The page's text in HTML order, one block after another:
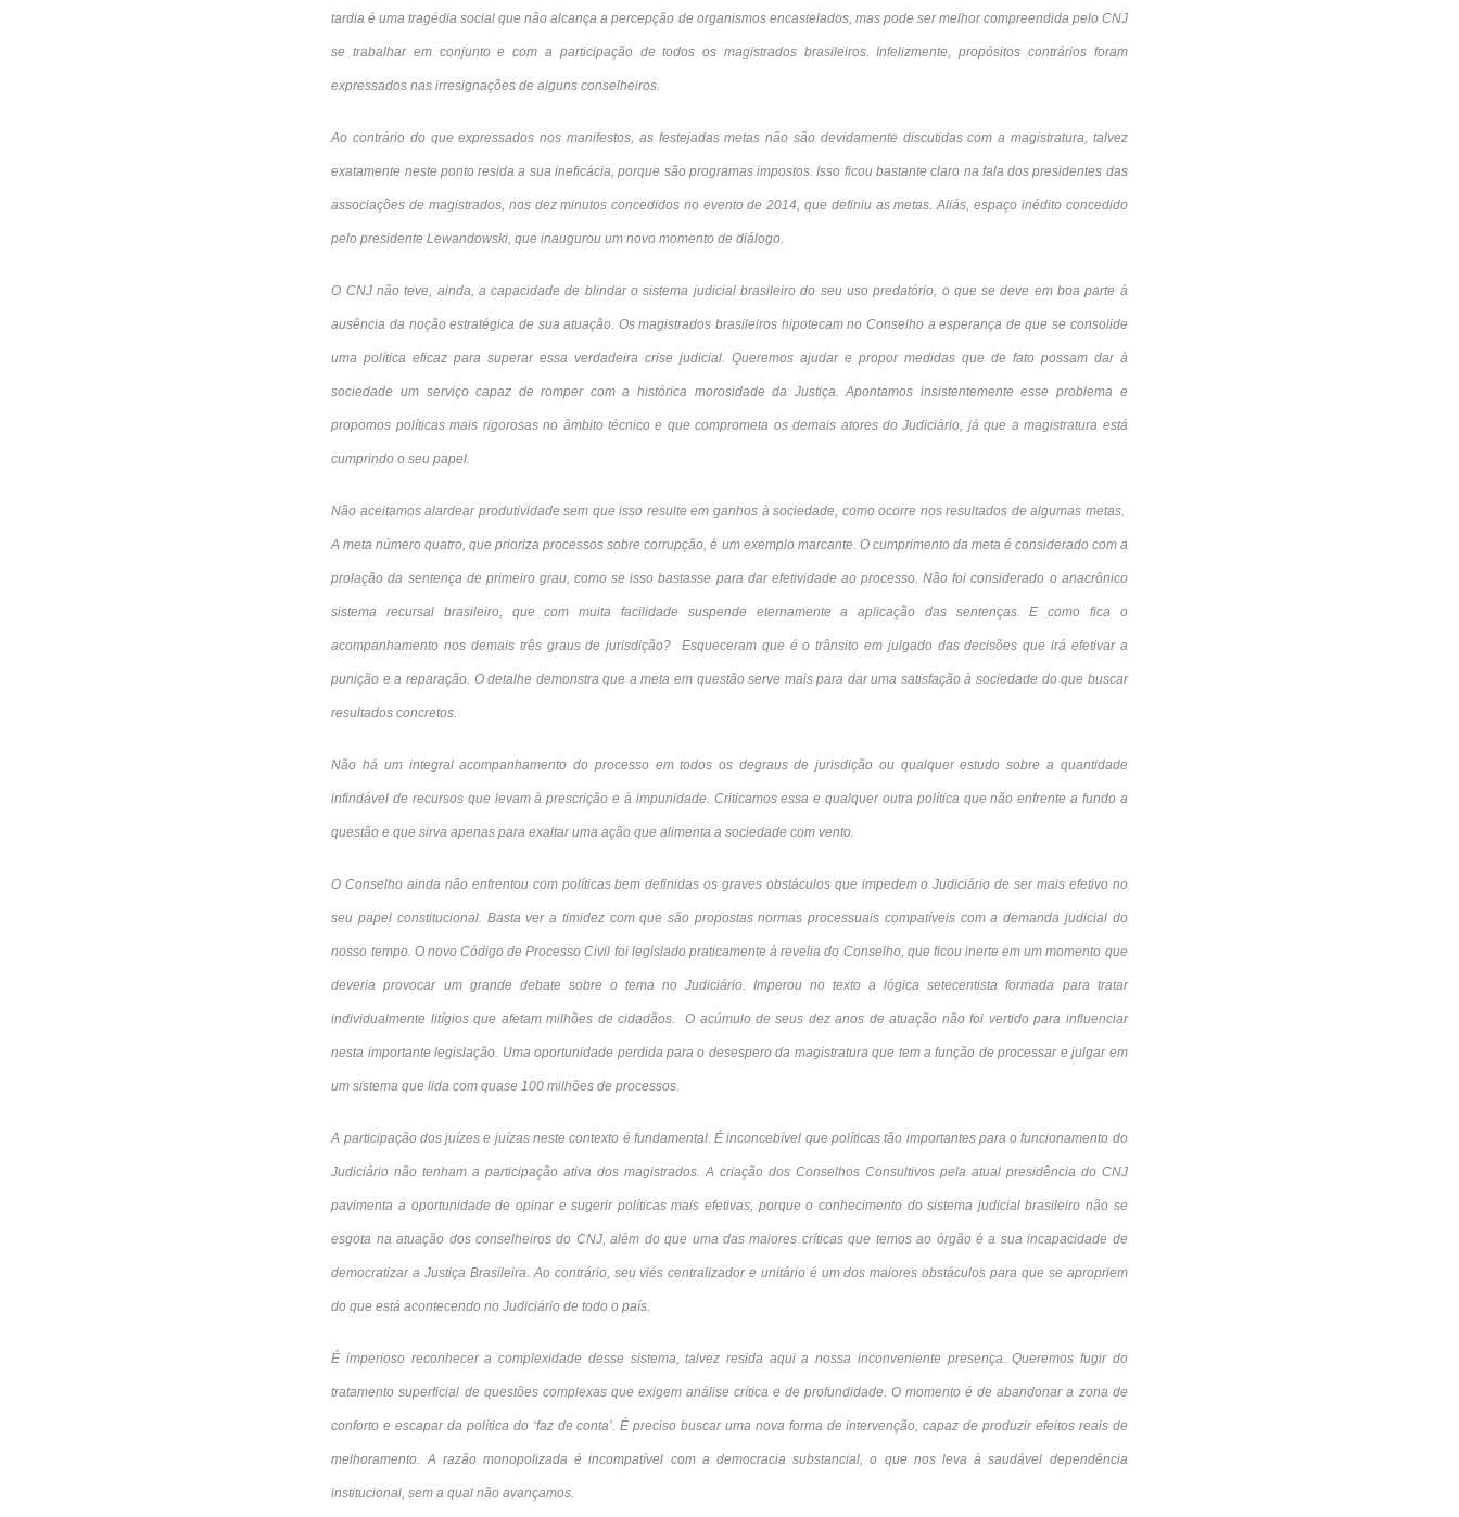
tardia é uma tragédia social que não alcança a percepção de organismos encastelados, mas pode ser melhor compreendida pelo CNJ
se trabalhar em conjunto e com a participação de todos os magistrados brasileiros. Infelizmente, propósitos contrários foram
expressados nas irresignações de alguns conselheiros.
Ao contrário do que expressados nos manifestos, as festejadas metas não são devidamente discutidas com a magistratura, talvez
exatamente neste ponto resida a sua ineficácia, porque são programas impostos. Isso ficou bastante claro na fala dos presidentes das
associações de magistrados, nos dez minutos concedidos no evento de 2014, que definiu as metas. Aliás, espaço inédito concedido
pelo presidente Lewandowski, que inaugurou um novo momento de diálogo.
O CNJ não teve, ainda, a capacidade de blindar o sistema judicial brasileiro do seu uso predatório, o que se deve em boa parte à
ausência da noção estratégica de sua atuação. Os magistrados brasileiros hipotecam no Conselho a esperança de que se consolide
uma política eficaz para superar essa verdadeira crise judicial. Queremos ajudar e propor medidas que de fato possam dar à
sociedade um serviço capaz de romper com a histórica morosidade da Justiça. Apontamos insistentemente esse problema e
propomos políticas mais rigorosas no âmbito técnico e que comprometa os demais atores do Judiciário, já que a magistratura está
cumprindo o seu papel.
Não aceitamos alardear produtividade sem que isso resulte em ganhos à sociedade, como ocorre nos resultados de algumas metas.
A meta número quatro, que prioriza processos sobre corrupção, é um exemplo marcante. O cumprimento da meta é considerado com a
prolação da sentença de primeiro grau, como se isso bastasse para dar efetividade ao processo. Não foi considerado o anacrônico
sistema recursal brasileiro, que com muita facilidade suspende eternamente a aplicação das sentenças. E como fica o
acompanhamento nos demais três graus de jurisdição? Esqueceram que é o trânsito em julgado das decisões que irá efetivar a
punição e a reparação. O detalhe demonstra que a meta em questão serve mais para dar uma satisfação à sociedade do que buscar
resultados concretos.
Não há um integral acompanhamento do processo em todos os degraus de jurisdição ou qualquer estudo sobre a quantidade
infindável de recursos que levam à prescrição e à impunidade. Criticamos essa e qualquer outra política que não enfrente a fundo a
questão e que sirva apenas para exaltar uma ação que alimenta a sociedade com vento.
O Conselho ainda não enfrentou com políticas bem definidas os graves obstáculos que impedem o Judiciário de ser mais efetivo no
seu papel constitucional. Basta ver a timidez com que são propostas normas processuais compatíveis com a demanda judicial do
nosso tempo. O novo Código de Processo Civil foi legislado praticamente à revelia do Conselho, que ficou inerte em um momento que
deveria provocar um grande debate sobre o tema no Judiciário. Imperou no texto a lógica setecentista formada para tratar
individualmente litígios que afetam milhões de cidadãos. O acúmulo de seus dez anos de atuação não foi vertido para influenciar
nesta importante legislação. Uma oportunidade perdida para o desespero da magistratura que tem a função de processar e julgar em
um sistema que lida com quase 100 milhões de processos.
A participação dos juízes e juízas neste contexto é fundamental. É inconcebível que políticas tão importantes para o funcionamento do
Judiciário não tenham a participação ativa dos magistrados. A criação dos Conselhos Consultivos pela atual presidência do CNJ
pavimenta a oportunidade de opinar e sugerir políticas mais efetivas, porque o conhecimento do sistema judicial brasileiro não se
esgota na atuação dos conselheiros do CNJ, além do que uma das maiores críticas que temos ao órgão é a sua incapacidade de
democratizar a Justiça Brasileira. Ao contrário, seu viés centralizador e unitário é um dos maiores obstáculos para que se apropriem
do que está acontecendo no Judiciário de todo o país.
É imperioso reconhecer a complexidade desse sistema, talvez resida aqui a nossa inconveniente presença. Queremos fugir do
tratamento superficial de questões complexas que exigem análise crítica e de profundidade. O momento é de abandonar a zona de
conforto e escapar da política do ‘faz de conta’. É preciso buscar uma nova forma de intervenção, capaz de produzir efeitos reais de
melhoramento. A razão monopolizada é incompatível com a democracia substancial, o que nos leva à saudável dependência
institucional, sem a qual não avançamos.